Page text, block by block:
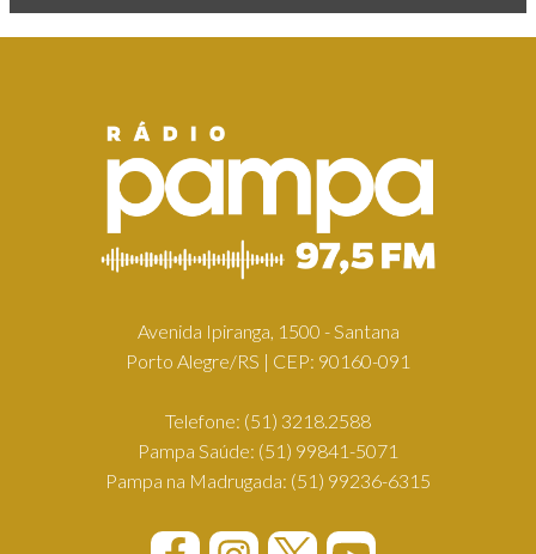
Avenida Ipiranga, 1500 - Santana
Porto Alegre/RS | CEP: 90160-091
Telefone: (51) 3218.2588
Pampa Saúde: (51) 99841-5071
Pampa na Madrugada: (51) 99236-6315